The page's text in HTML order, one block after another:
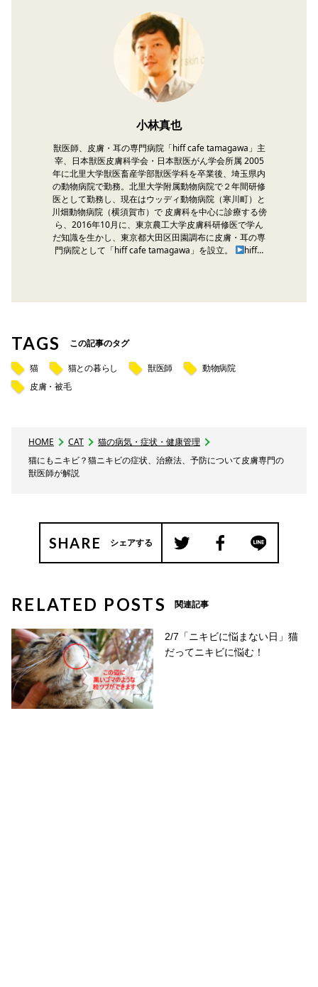
小林真也
獣医師、皮膚・耳の専門病院「hiff cafe tamagawa」主
宰、日本獣医皮膚科学会・日本獣医がん学会所属 2005
年に北里大学獣医畜産学部獣医学科を卒業後、埼玉県内
の動物病院で勤務。北里大学附属動物病院で２年間研修
医として勤務し、現在はウッディ動物病院（寒川町）と
川畑動物病院（横須賀市）で 皮膚科を中心に診療する傍
ら、2016年10月に、東京農工大学皮膚科研修医で学ん
だ知識を生かし、東京都大田区田園調布に皮膚・耳の専
門病院として「hiff cafe tamagawa」を設立。
hiff…
TAGS この記事のタグ
猫 猫との暮らし 獣医師
動物病院
皮膚・被毛
HOME CAT
猫の病気・症状・健康管理
猫にもニキビ？猫ニキビの症状、治療法、予防について皮膚専門の
獣医師が解説
SHARE シェアする
RELATED POSTS 関連記事
2/7「ニキビに悩まない日」猫
だってニキビに悩む！